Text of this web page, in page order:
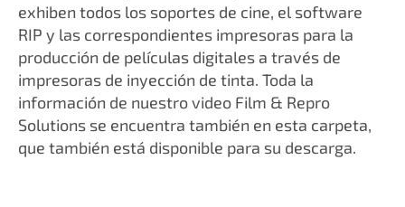
exhiben todos los soportes de cine, el software
RIP y las correspondientes impresoras para la
producción de películas digitales a través de
impresoras de inyección de tinta. Toda la
información de nuestro video Film & Repro
Solutions se encuentra también en esta carpeta,
que también está disponible para su descarga.